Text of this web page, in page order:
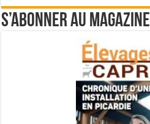
S’abonner au magazine